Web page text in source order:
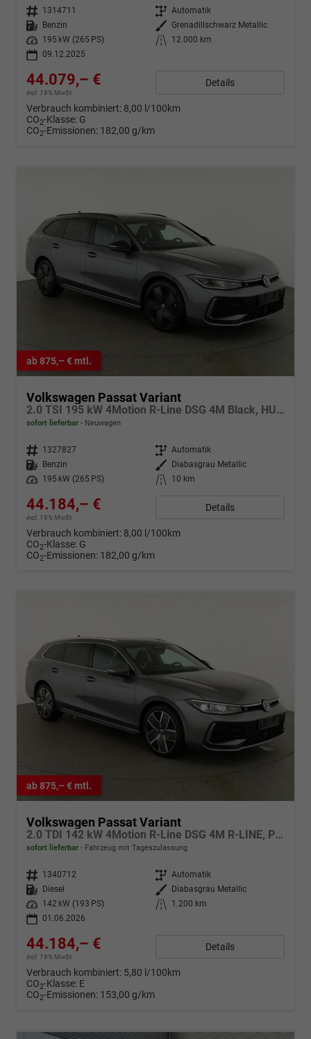
Fahrzeugnr. 1314711 Getriebe Automatik
Kraftstoff
Benzin Außenfarbe
Grenadillschwarz Metallic
Leistung
195 kW (265 PS) Kilometerstand
12.000 km
09.12.2025
44.079,– €
incl. 19% MwSt.
Details
Verbrauch kombiniert: 8,00 l/100km
CO2-Klasse: G
CO2-Emissionen: 182,00 g/km
ab 875,– € mtl.
Volkswagen Passat Variant
2.0 TSI 195 kW 4Motion R-Line DSG 4M Black, HUD, AHK, Navi, IQ.Light, AreaView, Winter, el. Klappe, sofort
sofort lieferbar Neuwagen
Fahrzeugnr. 1327827 Getriebe Automatik
Kraftstoff
Benzin Außenfarbe
Diabasgrau Metallic
Leistung
195 kW (265 PS) Kilometerstand 10 km
44.184,– €
incl. 19% MwSt.
Details
Verbrauch kombiniert: 8,00 l/100km
CO2-Klasse: G
CO2-Emissionen: 182,00 g/km
ab 875,– € mtl.
Volkswagen Passat Variant
2.0 TDI 142 kW 4Motion R-Line DSG 4M R-LINE, Pano, AHK, IQ.Light, HUD, 19-Zoll, AreaView, Navi, Side
sofort lieferbar Fahrzeug mit Tageszulassung
Fahrzeugnr. 1340712 Getriebe Automatik
Kraftstoff
Diesel Außenfarbe
Diabasgrau Metallic
Leistung
142 kW (193 PS) Kilometerstand
1.200 km
01.06.2026
44.184,– €
incl. 19% MwSt.
Details
Verbrauch kombiniert: 5,80 l/100km
CO2-Klasse: E
CO2-Emissionen: 153,00 g/km